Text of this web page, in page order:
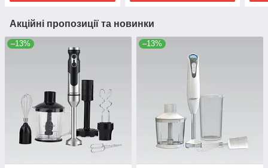
Акційні пропозиції та новинки
–13% –13%